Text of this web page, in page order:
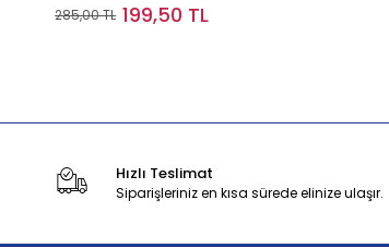
285,00 TL 199,50 TL
Hızlı Teslimat
Siparişleriniz en kısa sürede elinize ulaşır.